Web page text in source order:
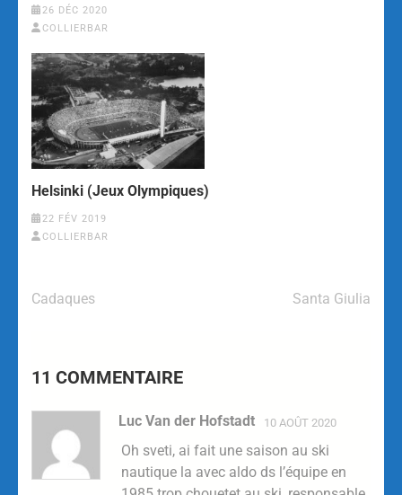
26 DÉC 2020
COLLIERBAR
Helsinki (Jeux Olympiques)
22 FÉV 2019
COLLIERBAR
Cadaques Santa Giulia
11 COMMENTAIRE
Luc Van der Hofstadt 10 AOÛT 2020
Oh sveti, ai fait une saison au ski
nautique la avec aldo ds l’équipe en